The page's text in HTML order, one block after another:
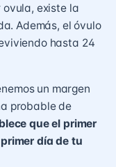
ovula, existe la
Además, el óvulo
hasta 24
un margen
probable de
que el primer
día de tu